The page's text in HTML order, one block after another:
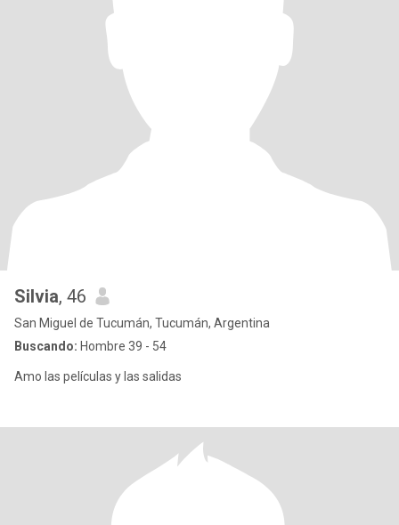
Silvia, 46
San Miguel de Tucumán, Tucumán, Argentina
Buscando: Hombre 39 - 54
Amo las películas y las salidas